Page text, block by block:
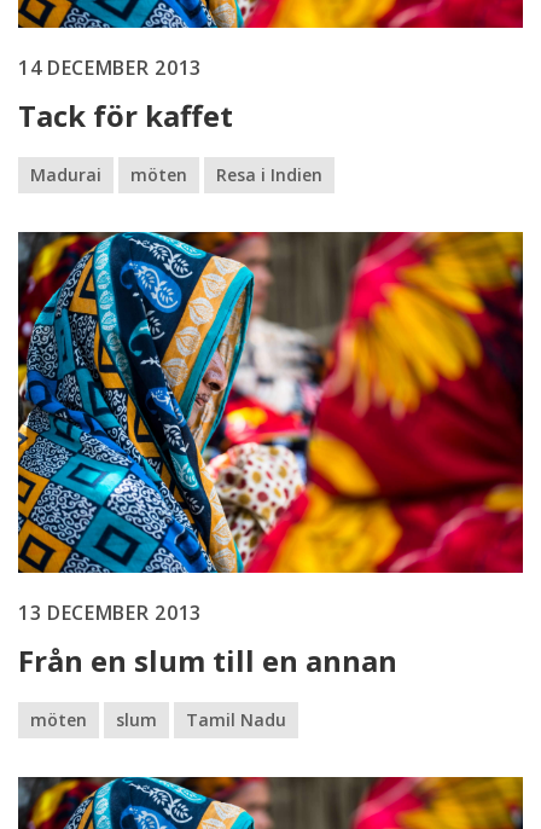
14 DECEMBER 2013
Tack för kaffet
Madurai möten Resa i Indien
13 DECEMBER 2013
Från en slum till en annan
möten slum Tamil Nadu